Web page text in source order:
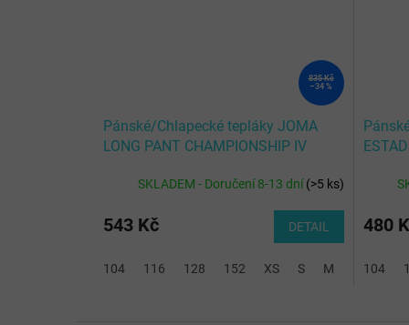
835 Kč
–34 %
Pánské/Chlapecké tepláky JOMA
LONG PANT CHAMPIONSHIP IV
SKLADEM - Doručení 8-13 dní(>5 ks)
543 Kč DETAIL
104 116 128 152 XS S M XL
480
104